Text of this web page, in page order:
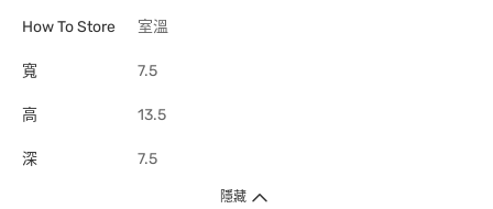
How To Store 室溫
寬 7.5
高 13.5
深 7.5
隱藏